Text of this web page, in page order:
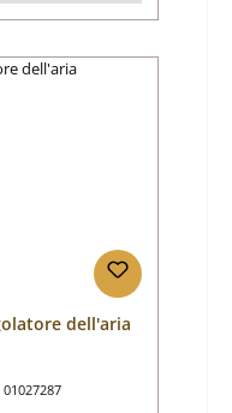
dell'aria
01027287